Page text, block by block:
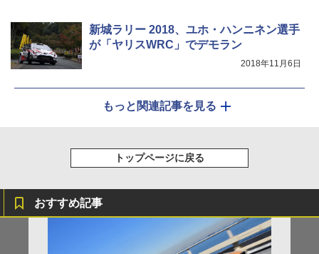
新城ラリー 2018、ユホ・ハンニネン選手
が「ヤリスWRC」でデモラン
2018年11月6日
もっと関連記事を見る
トップページに戻る
おすすめ記事